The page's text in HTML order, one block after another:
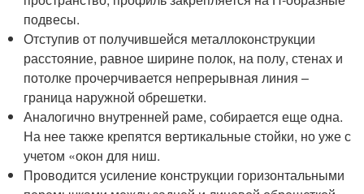
подвесы.
Отступив от получившейся металлоконструкции
расстояние, равное ширине полок, на полу, стенах и
потолке прочерчивается непрерывная линия –
граница наружной обрешетки.
Аналогично внутренней раме, собирается еще одна.
На нее также крепятся вертикальные стойки, но уже с
учетом «окон для ниш.
Проводится усиление конструкции горизонтальными